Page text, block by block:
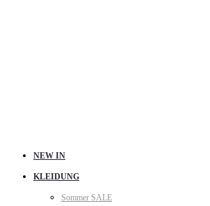
NEW IN
KLEIDUNG
Sommer SALE